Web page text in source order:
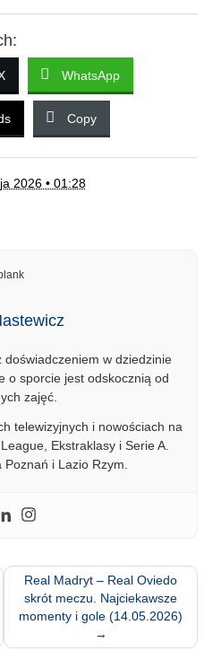
WhatsApp
Copy
2026 • 01:28
w dziedzinie
o sporcie jest odskocznią od
zajęć.
telewizyjnych i nowościach na
Ekstraklasy i Serie A.
i Lazio Rzym.
Real Madryt – Real Oviedo
skrót meczu. Najciekawsze
momenty i gole (14.05.2026)
→